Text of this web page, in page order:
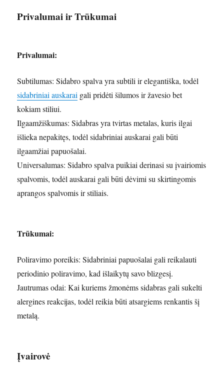
Privalumai ir Trūkumai
Privalumai:
Subtilumas: Sidabro spalva yra subtili ir elegantiška, todėl
sidabriniai auskarai gali pridėti šilumos ir žavesio bet
kokiam stiliui.
Ilgaamžiškumas: Sidabras yra tvirtas metalas, kuris ilgai
išlieka nepakitęs, todėl sidabriniai auskarai gali būti
ilgaamžiai papuošalai.
Universalumas: Sidabro spalva puikiai derinasi su įvairiomis
spalvomis, todėl auskarai gali būti dėvimi su skirtingomis
aprangos spalvomis ir stiliais.
Trūkumai:
Poliravimo poreikis: Sidabriniai papuošalai gali reikalauti
periodinio poliravimo, kad išlaikytų savo blizgesį.
Jautrumas odai: Kai kuriems žmonėms sidabras gali sukelti
alergines reakcijas, todėl reikia būti atsargiems renkantis šį
metalą.
Įvairovė